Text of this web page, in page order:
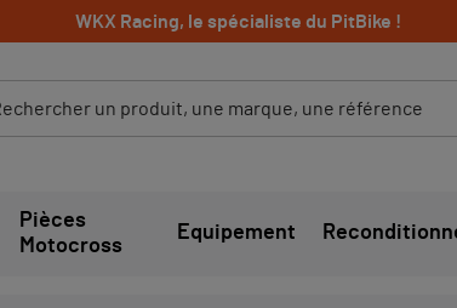
WKX Racing, le spécialiste du PitBike !
Pièces
Motocross
Equipement